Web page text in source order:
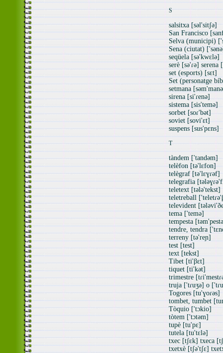
S
salsitxa [səl'sitʃə]
San Francisco
Selva (municipi)
Sena (ciutat)
seqüela [sə'kwɛlə]
serè [sə'ɾə] serena
set (esports) [sɛt]
Set (personatge
setmana
sirena [si'ɾenə]
sistema [sis'temə]
sorbet [soɾ'bət]
soviet [sovi'ɛt]
suspens [sus'pɛns]
T
tàndem ['tandəm]
telèfon [tə'lɛfon]
telègraf [tə'lɛɣɾəf]
telegrafia
teletext [tələ'tekst]
teletreball
televident
tema ['temə]
tempesta
tendre, tendra
terreny [tə'reɲ]
test [test]
text [tekst]
Tibet [ti'βɛt]
tiquet [ti'kət]
trimestre
truja ['tɾuʒə] o
Togores [tu'ɣoɾəs]
tombet, tumbet
Tòquio ['tɔkio]
tòtem ['tɔtəm]
tupè [tu'pɛ]
tutela [tu'tɛlə]
txec [tʃɛk] txeca
txetxè [tʃə'tʃɛ]